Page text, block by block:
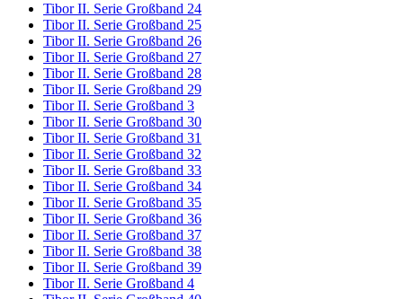
Tibor II. Serie Großband 24
Tibor II. Serie Großband 25
Tibor II. Serie Großband 26
Tibor II. Serie Großband 27
Tibor II. Serie Großband 28
Tibor II. Serie Großband 29
Tibor II. Serie Großband 3
Tibor II. Serie Großband 30
Tibor II. Serie Großband 31
Tibor II. Serie Großband 32
Tibor II. Serie Großband 33
Tibor II. Serie Großband 34
Tibor II. Serie Großband 35
Tibor II. Serie Großband 36
Tibor II. Serie Großband 37
Tibor II. Serie Großband 38
Tibor II. Serie Großband 39
Tibor II. Serie Großband 4